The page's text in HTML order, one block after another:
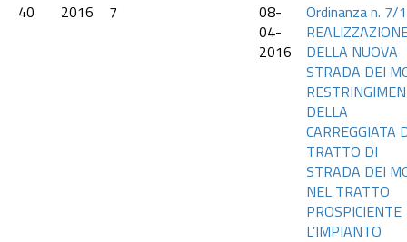
40
2016 7
08-
04-
2016
Ordinanza n. 7/
DELLA NUOVA
STRADA DEI
DELLA
CARREGGIATA
TRATTO DI
STRADA DEI
NEL TRATTO
PROSPICIENTE
L’IMPIANTO